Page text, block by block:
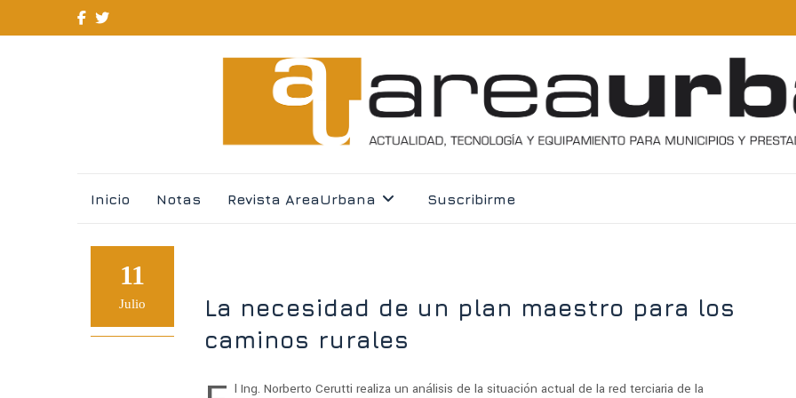
Inicio Notas Revista AreaUrbana Suscribirme
11
Julio
La necesidad de un plan maestro para los
caminos rurales
l Ing. Norberto Cerutti realiza un análisis de la situación actual de la red terciaria de la